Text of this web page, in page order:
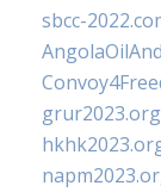
sbcc-
grur2023.org